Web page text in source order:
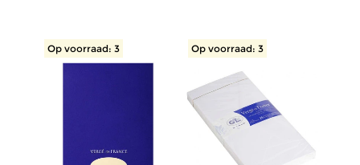
Op voorraad: 3 Op voorraad: 3